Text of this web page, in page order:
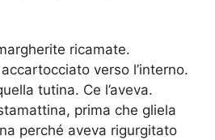
ricamate.
verso l’interno.
tutina. Ce l’aveva.
prima che gliela
perché aveva rigurgitato